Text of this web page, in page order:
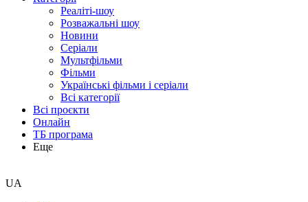
Реаліті-шоу
Розважальні шоу
Новини
Серіали
Мультфільми
Фільми
Українські фільми і серіали
Всі категорії
Всі проєкти
Онлайн
ТБ програма
Еще
UA